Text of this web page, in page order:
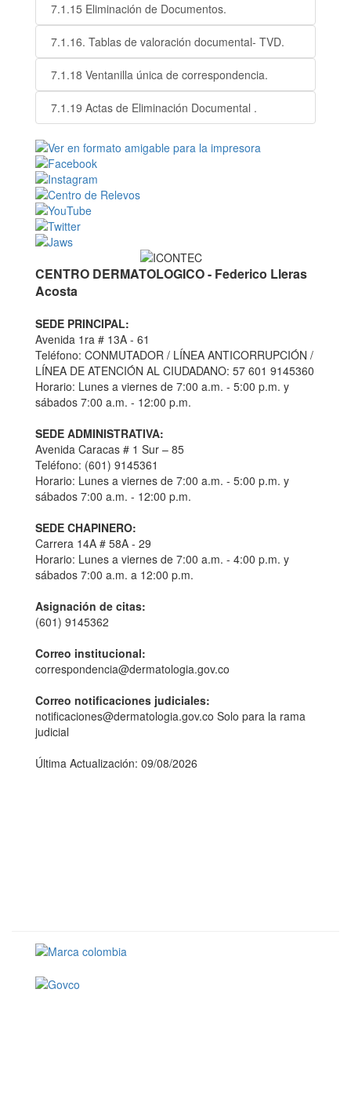
7.1.15 Eliminación de Documentos.
7.1.16. Tablas de valoración documental- TVD.
7.1.18 Ventanilla única de correspondencia.
7.1.19 Actas de Eliminación Documental .
CENTRO DERMATOLOGICO - Federico Lleras
Acosta
SEDE PRINCIPAL:
Avenida 1ra # 13A - 61
Teléfono: CONMUTADOR / LÍNEA ANTICORRUPCIÓN /
LÍNEA DE ATENCIÓN AL CIUDADANO: 57 601 9145360
Horario: Lunes a viernes de 7:00 a.m. - 5:00 p.m. y
sábados 7:00 a.m. - 12:00 p.m.
SEDE ADMINISTRATIVA:
Avenida Caracas # 1 Sur – 85
Teléfono: (601) 9145361
Horario: Lunes a viernes de 7:00 a.m. - 5:00 p.m. y
sábados 7:00 a.m. - 12:00 p.m.
SEDE CHAPINERO:
Carrera 14A # 58A - 29
Horario: Lunes a viernes de 7:00 a.m. - 4:00 p.m. y
sábados 7:00 a.m. a 12:00 p.m.
Asignación de citas:
(601) 9145362
Correo institucional:
correspondencia@dermatologia.gov.co
Correo notificaciones judiciales:
notificaciones@dermatologia.gov.co Solo para la rama
judicial
Última Actualización: 09/08/2026